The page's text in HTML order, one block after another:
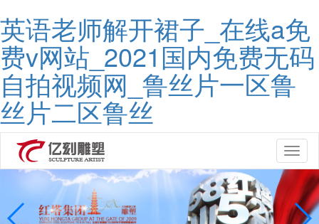
英语老师解开裙子_在线a免
费v网站_2021国内免费无码
自拍视频网_鲁丝片一区鲁
丝片二区鲁丝